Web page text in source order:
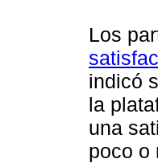
Los
indicó
la
una
poco o